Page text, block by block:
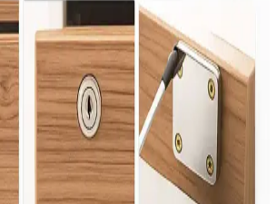
Seçenekleri
beslenme düzenini zorlaştırıyor.
baklagiller ve planlı alışverişle sağlıklı,
hale geliyor. Bu yöntemler gıda
çeşitliliğini destekler.
Çocuklar İçin Güvenli ve
Seçenekleri
su geçirmez, kolay temizlenebilir ve
tasarımlarıyla çocukların aktivitelerini